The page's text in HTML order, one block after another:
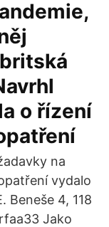
o řízení
na
vydalo
Beneše 4, 118
Jako